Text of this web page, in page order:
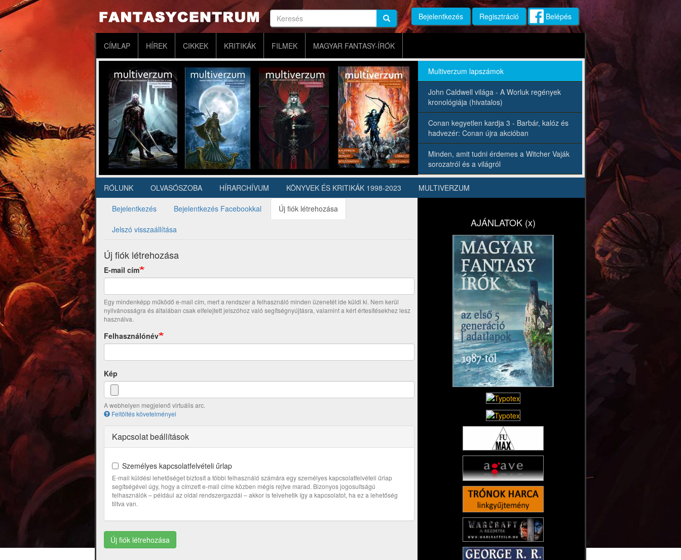
Ugrás
tartalomra
Keresés
Keresés Keresés Bejelentkezés Regisztráció Belépés
Fő
navigáció
CÍMLAP HÍREK CIKKEK KRITIKÁK FILMEK MAGYAR FANTASY-ÍRÓK
Multiverzum lapszámok
John Caldwell világa - A Worluk regények
kronológiája (hivatalos)
Conan kegyetlen kardja 3 - Barbár, kalóz és
hadvezér: Conan újra akcióban
Minden, amit tudni érdemes a Witcher Vaják
sorozatról és a világról
Másodlagos
navigáció
RÓLUNK OLVASÓSZOBA HÍRARCHÍVUM KÖNYVEK ÉS KRITIKÁK 1998-2023 MULTIVERZUM
Elsődleges
Bejelentkezés Bejelentkezés Facebookkal Új fiók létrehozása
Jelszó visszaállítása
Új fiók létrehozása
E-mail cím
Egy mindenképp működő e-mail cím, mert a rendszer a felhasználó minden üzenetét ide küldi ki. Nem kerül
nyilvánosságra és általában csak elfelejtett jelszóhoz való segítségnyújtásra, valamint a kért értesítésekhez lesz
használva.
Felhasználónév
Kép
A webhelyen megjelenő virtuális arc.
Feltöltés követelményei
Kapcsolat beállítások
Személyes kapcsolatfelvételi űrlap
E-mail küldési lehetőséget biztosít a többi felhasználó számára egy személyes kapcsolatfelvételi űrlap
segítségével úgy, hogy a címzett e-mail címe közben mégis rejtve marad. Bizonyos jogosultságú
felhasználók – például az oldal rendszergazdái – akkor is felvehetik így a kapcsolatot, ha ez a lehetőség
tiltva van.
Új fiók létrehozása
AJÁNLATOK (x)